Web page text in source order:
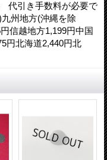
代引き手数料が必要で
州地方(沖縄を除
信越地方1,199円中国
円北海道2,440円北